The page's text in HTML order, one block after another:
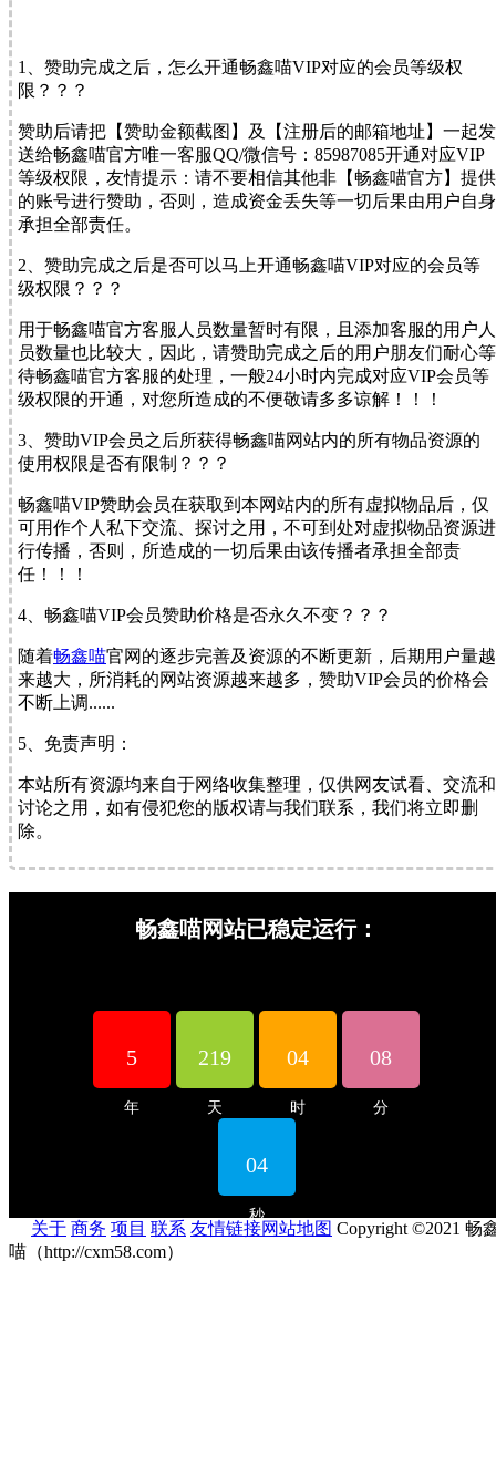
1、赞助完成之后，怎么开通畅鑫喵VIP对应的会员等级权
限？？？
赞助后请把 【赞助金额截图】 及 【注册后的邮箱地址】 一起发
送给畅鑫喵官方唯一客服QQ/微信号： 85987085开通对应VIP
等级权限，友情提示：请不要相信其他非 【畅鑫喵官方】 提供
的账号进行赞助，否则， 造成资金丢失等一切后果由用户自身
承担全部责任。
2、赞助完成之后是否可以马上开通畅鑫喵VIP对应的会员等
级权限？？？
用于畅鑫喵官方客服人员数量暂时有限，且添加客服的用户人
员数量也比较大，因此，请赞助完成之后的用户朋友们耐心等
待畅鑫喵官方客服的处理， 一般24小时内完成对应VIP会员等
级权限的开通，对您所造成的不便敬请多多谅解！！！
3、赞助VIP会员之后所获得畅鑫喵网站内的所有物品资源的
使用权限是否有限制？？？
畅鑫喵VIP赞助会员在获取到本网站内的所有虚拟物品后，仅
可用作个人私下交流、探讨之用，不可到处对虚拟物品资源进
行传播，否则， 所造成的一切后果由该传播者承担全部责
任！！！
4、畅鑫喵VIP会员赞助价格是否永久不变？？？
随着畅鑫喵官网的逐步完善及资源的不断更新，后期用户量越
来越大，所消耗的网站资源越来越多， 赞助VIP会员的价格会
不断上调......
5、免责声明：
本站所有资源均来自于网络收集整理，仅供网友试看、交流和
讨论之用，如有侵犯您的版权请与我们联系，我们将立即删
除。
畅鑫喵网站已稳定运行：
5
年
219
天
04
时
08
分
05
秒
关于 商务 项目 联系 友情链接网站地图 Copyright ©2021 畅
喵（http://cxm58.com）